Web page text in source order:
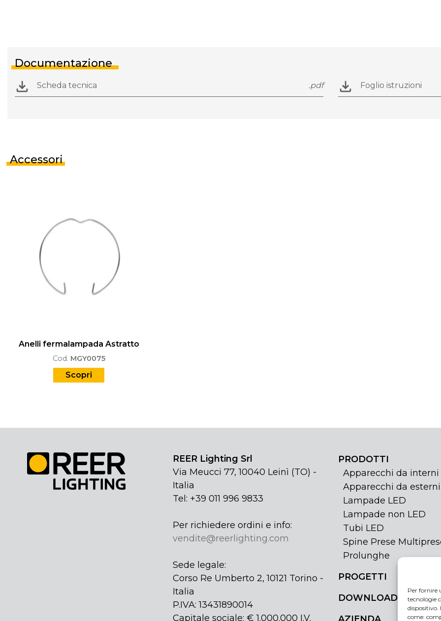
Per fornire
tecnologie
dispositivo.
come:
Documentazione
Scheda tecnica .pdf Foglio istruzioni
Accessori
Anelli fermalampada Astratto
Cod. MGY0075
Scopri
REER Lighting Srl
Via Meucci 77, 10040 Leinì (TO) -
Italia
Tel: +39 011 996 9833
Per richiedere ordini e info:
vendite@reerlighting.com
Sede legale:
Corso Re Umberto 2, 10121 Torino -
Italia
P.IVA: 13431890014
Capitale sociale: € 1.000.000 I.V.
PRODOTTI
Apparecchi da interni
Apparecchi da esterni
Lampade LED
Lampade non LED
Tubi LED
Spine Prese
Prolunghe
PROGETTI
DOWNLOAD
AZIENDA